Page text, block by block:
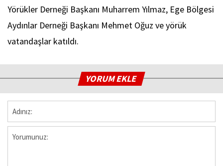
Yörükler Derneği Başkanı Muharrem Yılmaz, Ege Bölgesi
Aydınlar Derneği Başkanı Mehmet Oğuz ve yörük
vatandaşlar katıldı.
YORUM EKLE